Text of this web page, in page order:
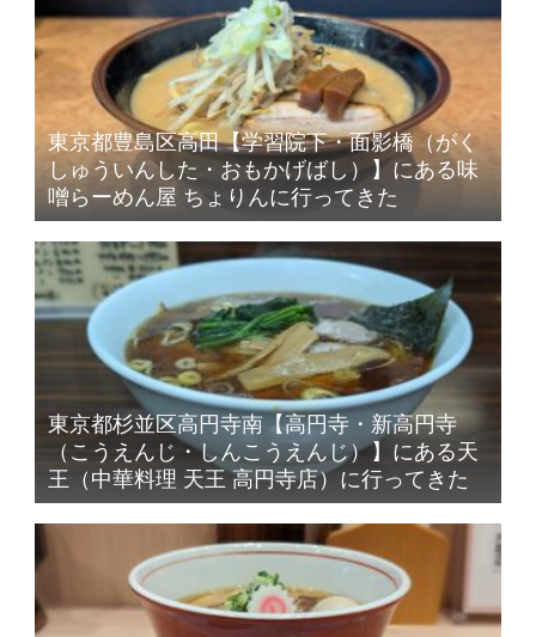
東京都豊島区高田【学習院下・面影橋（がく
しゅういんした・おもかげばし）】にある味
噌らーめん屋 ちょりんに行ってきた
東京都杉並区高円寺南【高円寺・新高円寺
（こうえんじ・しんこうえんじ）】にある天
王（中華料理 天王 高円寺店）に行ってきた